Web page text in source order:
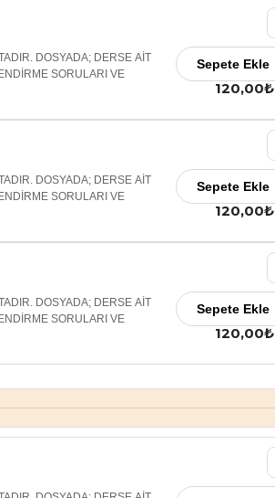
DOSYADA; DERSE AİT
SORULARI VE
120,00₺
Sepete Ekle
DOSYADA; DERSE AİT
SORULARI VE
120,00₺
Sepete Ekle
DOSYADA; DERSE AİT
SORULARI VE
120,00₺
Sepete Ekle